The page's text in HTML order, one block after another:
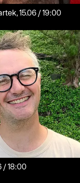
czwartek, 15.06 / 19:00
sobota, 17.06 / 18:00